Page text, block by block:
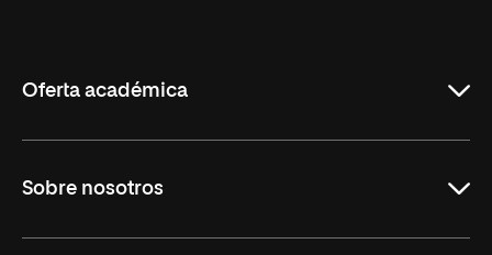
Oferta académica
Másteres Oficiales
Sobre nosotros